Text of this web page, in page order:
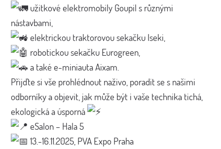
užitkové elektromobily Goupil s různými
nástavbami,
elektrickou traktorovou sekačku Iseki,
robotickou sekačku Eurogreen,
a také e-miniauta Aixam.
Přijďte si vše prohlédnout naživo, poradit se s našimi
odborníky a objevit, jak může být i vaše technika tichá,
ekologická a úsporná
eSalon – Hala 5
13.-16.11.2025, PVA Expo Praha